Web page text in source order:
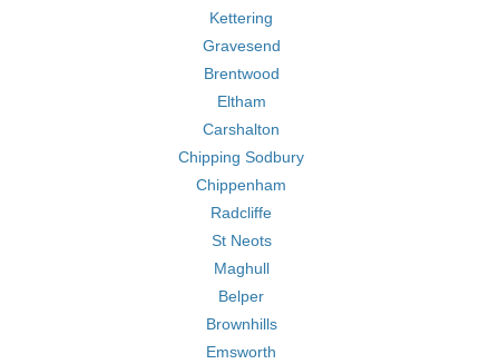
Kettering
Gravesend
Brentwood
Eltham
Carshalton
Chipping Sodbury
Chippenham
Radcliffe
St Neots
Maghull
Belper
Brownhills
Emsworth